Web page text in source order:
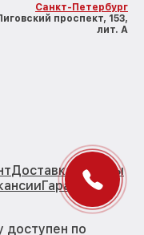
Санкт-Петербург
проспект, 153,
лит. А
Доставка
Отзывы
Гарантии
доступен по